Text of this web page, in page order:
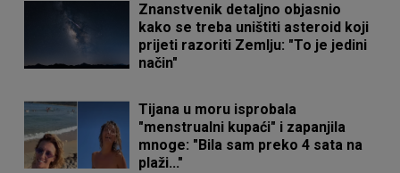
Znanstvenik detaljno objasnio
kako se treba uništiti asteroid koji
prijeti razoriti Zemlju: "To je jedini
način"
Tijana u moru isprobala
"menstrualni kupaći" i zapanjila
mnoge: "Bila sam preko 4 sata na
plaži..."